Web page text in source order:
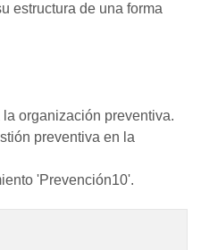
estructura de una forma
organización preventiva.
preventiva en la
'Prevención10'.